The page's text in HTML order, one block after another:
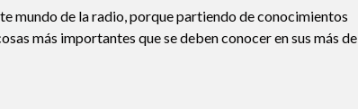
mundo de la radio, porque partiendo de conocimientos
más importantes que se deben conocer en sus más de